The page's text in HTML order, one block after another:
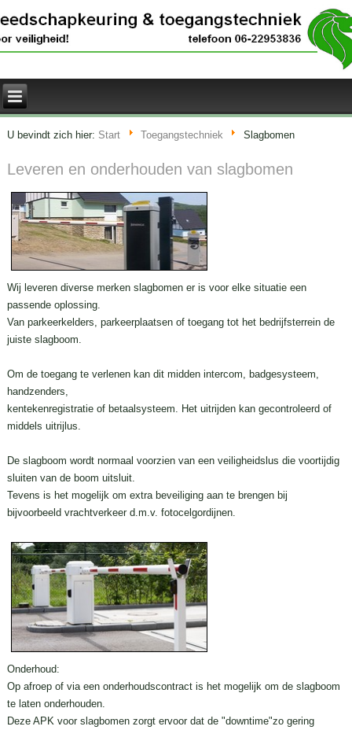
U bevindt zich hier: Start Toegangstechniek Slagbomen
Leveren en onderhouden van slagbomen
Wij leveren diverse merken slagbomen er is voor elke situatie een
passende oplossing.
Van parkeerkelders, parkeerplaatsen of toegang tot het bedrijfsterrein de
juiste slagboom.
Om de toegang te verlenen kan dit midden intercom, badgesysteem,
handzenders,
kentekenregistratie of betaalsysteem. Het uitrijden kan gecontroleerd of
middels uitrijlus.
De slagboom wordt normaal voorzien van een veiligheidslus die voortijdig
sluiten van de boom uitsluit.
Tevens is het mogelijk om extra beveiliging aan te brengen bij
bijvoorbeeld vrachtverkeer d.m.v. fotocelgordijnen.
Onderhoud:
Op afroep of via een onderhoudscontract is het mogelijk om de slagboom
te laten onderhouden.
Deze APK voor slagbomen zorgt ervoor dat de "downtime"zo gering